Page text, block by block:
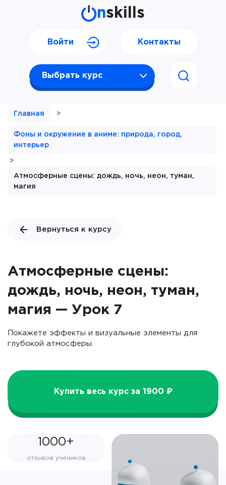
nskills
Выбрать курс
Войти Контакты
Главная >
Фоны и окружение в аниме: природа, город,
интерьер
>
Атмосферные сцены: дождь, ночь, неон, туман,
магия
Вернуться к курсу
Атмосферные сцены:
дождь, ночь, неон, туман,
магия — Урок 7
Покажете эффекты и визуальные элементы для
глубокой атмосферы.
Купить весь курс за 1900 ₽
1000+
отзывов учеников